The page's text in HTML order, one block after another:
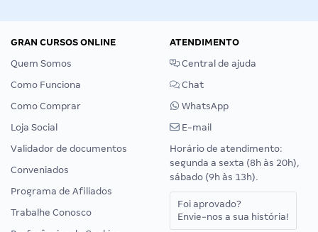
GRAN CURSOS ONLINE
Quem Somos
Como Funciona
Como Comprar
Loja Social
Validador de documentos
Conveniados
Programa de Afiliados
Trabalhe Conosco
ATENDIMENTO
Central de ajuda
Chat
WhatsApp
E-mail
Horário de atendimento:
segunda a sexta (8h às 20h),
sábado (9h às 13h).
Foi aprovado?
Envie-nos a sua história!